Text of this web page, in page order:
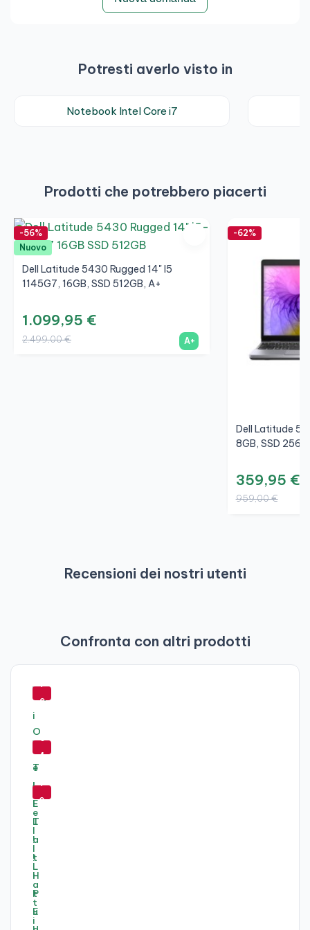
Potresti averlo visto in
Notebook Intel Core i7
Prodotti che potrebbero piacerti
-56%
Nuovo
Dell Latitude 5430 Rugged 14" I5
1145G7, 16GB, SSD 512GB, A+
1.099,95 €
2.499,00 € A+
-62%
Dell Latitude
8GB, SSD
359,95 €
959,00 €
Recensioni dei nostri utenti
Confronta con altri prodotti
4
0
%
-
9